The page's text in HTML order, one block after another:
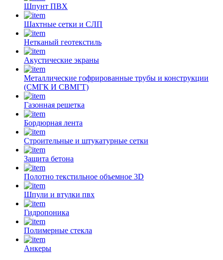
Шпунт ПВХ
Шахтные сетки и СЛП
Нетканый геотекстиль
Акустические экраны
Металлические гофрированные трубы и конструкции
(СМГК И СВМГТ)
Газонная решетка
Бордюрная лента
Строительные и штукатурные сетки
Защита бетона
Полотно текстильное объемное 3D
Шпули и втулки пвх
Гидропоника
Полимерные стекла
Анкеры